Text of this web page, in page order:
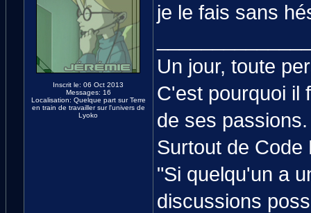
Inscrit le: 06 Oct 2013
Messages: 16
Localisation: Quelque part sur Terre
en train de travailler sur l'univers de
Lyoko
je le fais sans
Un jour, toute
C'est pourquoi il
de ses passions.
Surtout de Code
"Si quelqu'un a
discussions